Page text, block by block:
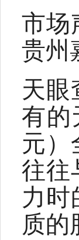
市场
贵州
天
有
元
往往
力
质